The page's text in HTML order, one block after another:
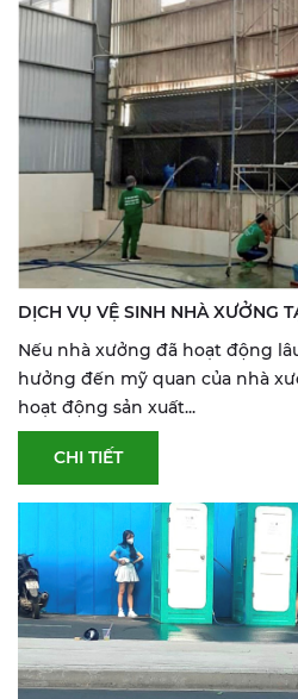
DỊCH VỤ VỆ SINH NHÀ XƯỞNG
Nếu nhà xưởng đã hoạt động
hưởng đến mỹ quan của nhà
hoạt động sản xuất...
CHI TIẾT